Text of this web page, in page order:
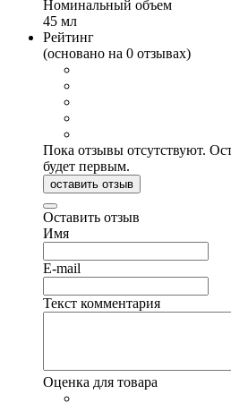
Номинальный объем
45 мл
Рейтинг
(основано на 0 отзывах)
Пока отзывы отсутствуют.
будет первым.
оставить отзыв
Оставить отзыв
Имя
E-mail
Текст комментария
Оценка для товара